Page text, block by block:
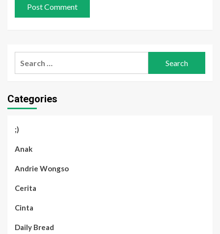
Categories
;)
Anak
Andrie Wongso
Cerita
Cinta
Daily Bread